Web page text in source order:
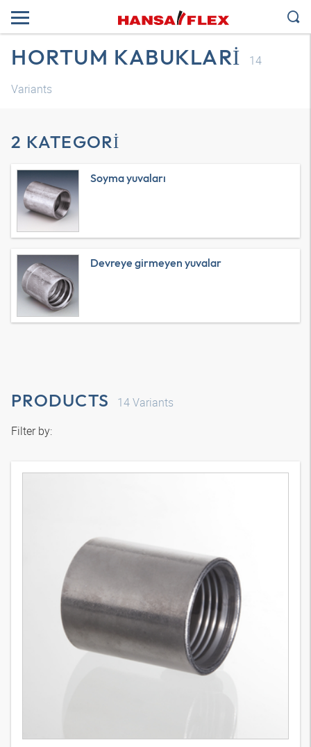
HORTUM KABUKLARI
14
Variants
2 KATEGORI
Soyma yuvaları
Devreye girmeyen yuvalar
PRODUCTS 14Variants
Filter by: